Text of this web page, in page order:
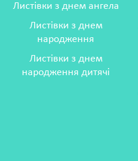
Листівки з днем ангела
Листівки з днем
народження
Листівки з днем
народження дитячі